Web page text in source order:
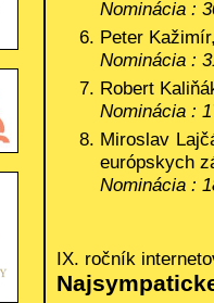
Nominácia :
Peter
Nominácia :
Robert
Nominácia :
Miroslav
európskych
Nominácia :
IX. ročník